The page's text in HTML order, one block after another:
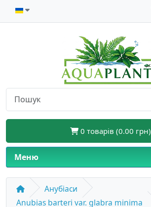
0 товарів (0.00 грн)
Меню
Анубіаси
Anubias barteri var. glabra minima